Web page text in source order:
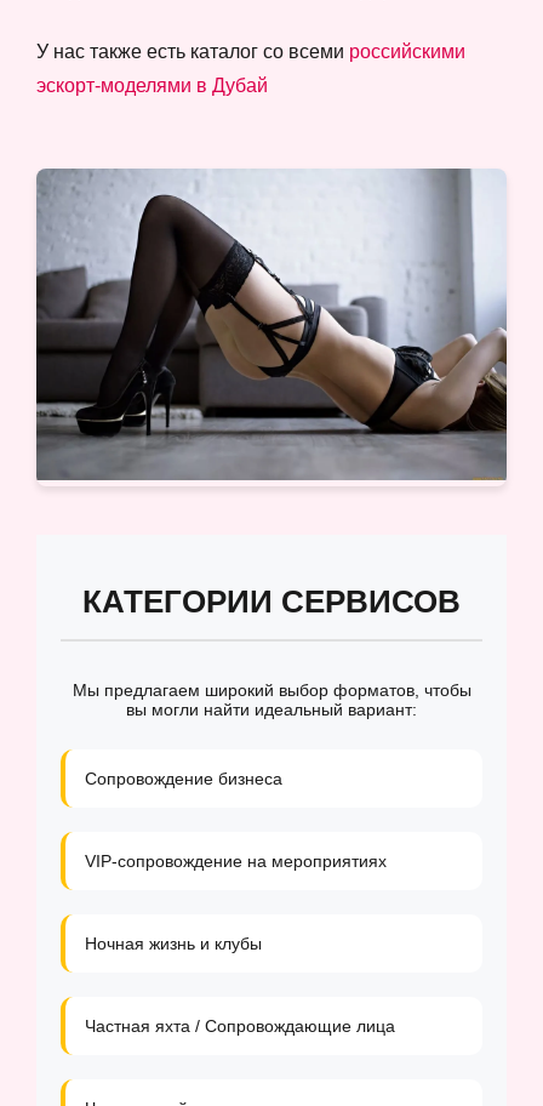
У нас также есть каталог со всеми российскими
эскорт-моделями в Дубай
КАТЕГОРИИ СЕРВИСОВ
Мы предлагаем широкий выбор форматов, чтобы
вы могли найти идеальный вариант:
Сопровождение бизнеса
VIP-сопровождение на мероприятиях
Ночная жизнь и клубы
Частная яхта / Сопровождающие лица